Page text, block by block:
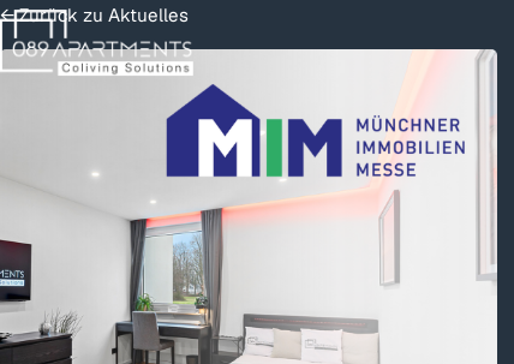
← Zurück zu Aktuelles